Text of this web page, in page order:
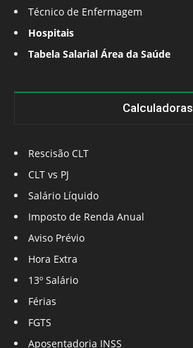
Técnico de Enfermagem
Hospitais
Tabela Salarial Área da Saúde
Calculadoras
Rescisão CLT
CLT vs PJ
Salário Líquido
Imposto de Renda Anual
Aviso Prévio
Hora Extra
13º Salário
Férias
FGTS
Aposentadoria INSS